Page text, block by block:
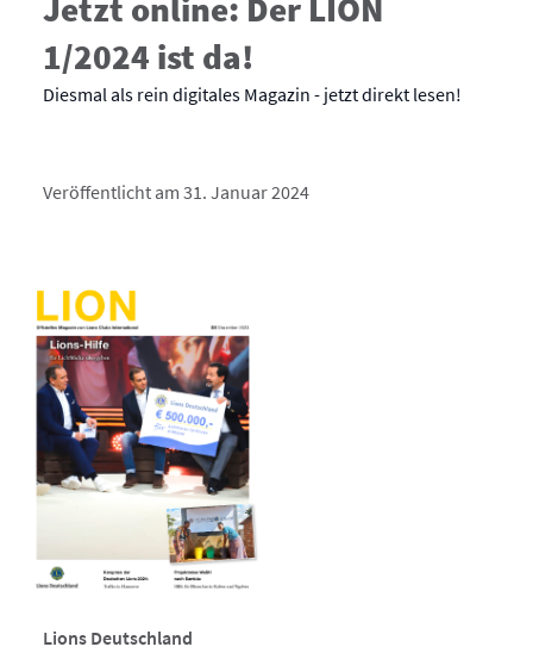
Jetzt online: Der LION
1/2024 ist da!
Diesmal als rein digitales Magazin - jetzt direkt lesen!
Veröffentlicht am 31. Januar 2024
Lions Deutschland